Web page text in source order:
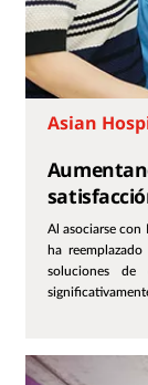
Asian
Al asociarse con
ha
soluciones de